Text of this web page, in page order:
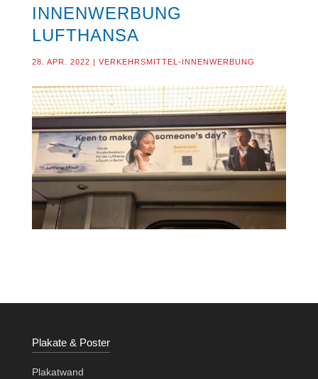
INNENWERBUNG
LUFTHANSA
28. APR. 2022 | VERKEHRSMITTEL-INNENWERBUNG
Plakate & Poster
Plakatwand